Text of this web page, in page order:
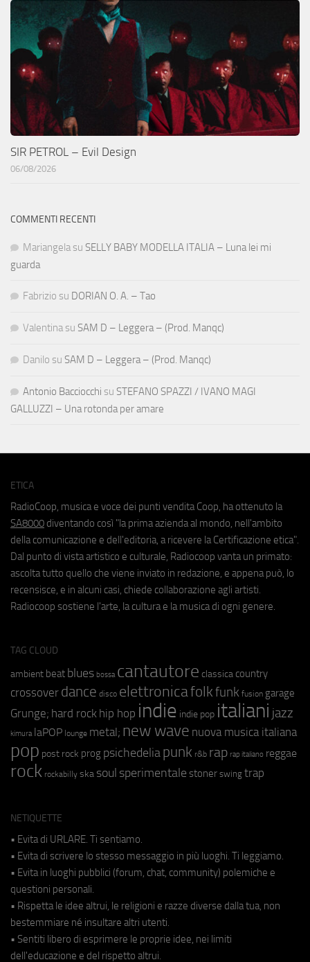
SIR PETROL – Evil Design
06/08/2026
COMMENTI RECENTI
Mariangela su SELLY BABY MODELLA ITALIA – Luna lei mi
guarda
Fabrizio su DORIAN O. A. – Tao
Valentina su SAM D – Leggera – (Prod. Manqc)
Danilo su SAM D – Leggera – (Prod. Manqc)
Antonio Bacciocchi su STEFANO SPAZZI / IVANO MAGI
GALLUZZI – Una rotonda per amare
ETICA
RadioCoop, musica e voce dei punti vendita Coop, ha ottenuto la
SA8000 diventando così "la prima azienda al mondo, nell'ambito
della comunicazione e dell'editoria, a ricevere la Certificazione etica".
Dal punto di vista artistico e culturale, Radiocoop vanta un primato:
ascolta tutto quello che viene inviato in redazione, e appena può, lo
recensisce, e in alcuni casi, chiede collaborazione agli artisti.
Radiocoop sostiene l'arte, la cultura e la musica di ogni genere.
TAG CLOUD
ambient beat blues bossa cantautore classica country
crossover dance disco elettronicafolkfunk fusion garage
Grunge; hard rock hip hop indie indie pop italiani jazz
kimura laPOP lounge metal; new wave nuova musica italiana
pop post rock prog psichedeliapunk r&b rap rap italiano reggae
rock rockabilly ska soul sperimentale stoner swing trap
NETIQUETTE
• Evita di URLARE. Ti sentiamo.
• Evita di scrivere lo stesso messaggio in più luoghi. Ti leggiamo.
• Evita in luoghi pubblici (forum, chat, community) polemiche e
questioni personali.
• Rispetta le idee altrui, le religioni e razze diverse dalla tua, non
bestemmiare né insultare altri utenti.
• Sentiti libero di esprimere le proprie idee, nei limiti
dell'educazione e del rispetto altrui.